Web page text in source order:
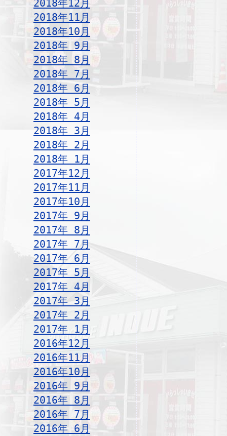
2018年12月
2018年11月
2018年10月
2018年 9月
2018年 8月
2018年 7月
2018年 6月
2018年 5月
2018年 4月
2018年 3月
2018年 2月
2018年 1月
2017年12月
2017年11月
2017年10月
2017年 9月
2017年 8月
2017年 7月
2017年 6月
2017年 5月
2017年 4月
2017年 3月
2017年 2月
2017年 1月
2016年12月
2016年11月
2016年10月
2016年 9月
2016年 8月
2016年 7月
2016年 6月